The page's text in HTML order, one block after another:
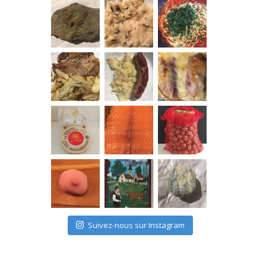
Suivez-nous sur Instagram